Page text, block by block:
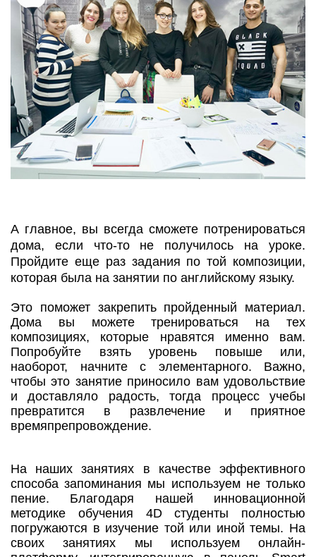
А главное, вы всегда сможете потренироваться
дома, если что-то не получилось на уроке.
Пройдите еще раз задания по той композиции,
которая была на занятии по английскому языку.
Это поможет закрепить пройденный материал.
Дома вы можете тренироваться на тех
композициях, которые нравятся именно вам.
Попробуйте взять уровень повыше или,
наоборот, начните с элементарного. Важно,
чтобы это занятие приносило вам удовольствие
и доставляло радость, тогда процесс учебы
превратится в развлечение и приятное
времяпрепровождение.
На наших занятиях в качестве эффективного
способа запоминания мы используем не только
пение. Благодаря нашей инновационной
методике обучения 4D студенты полностью
погружаются в изучение той или иной темы. На
своих занятиях мы используем онлайн-